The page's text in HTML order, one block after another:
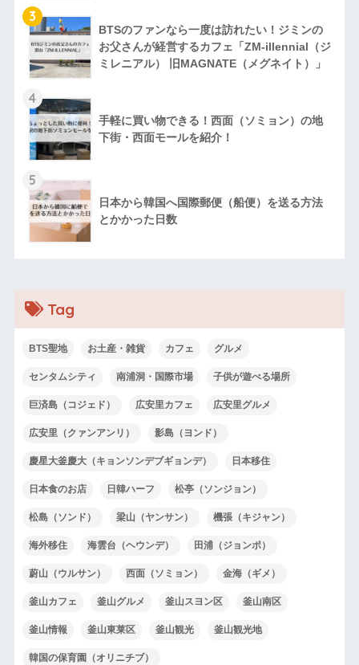
3
BTSのファンなら一度は訪れたい！ジミンの
お父さんが経営するカフェ「ZM‐illennial（ジ
ミレニアル） 旧MAGNATE（メグネイト）」
4
手軽に買い物できる！西面（ソミョン）の地
下街・西面モールを紹介！
5
日本から韓国へ国際郵便（船便）を送る方法
とかかった日数
Tag
BTS聖地 お土産・雑貨 カフェ グルメ
センタムシティ 南浦洞・国際市場 子供が遊べる場所
巨済島（コジェド） 広安里カフェ 広安里グルメ
広安里（クァンアンリ） 影島（ヨンド）
慶星大釜慶大（キョンソンデブギョンデ） 日本移住
日本食のお店 日韓ハーフ 松亭（ソンジョン）
松島（ソンド） 梁山（ヤンサン） 機張（キジャン）
海外移住 海雲台（ヘウンデ） 田浦（ジョンポ）
蔚山（ウルサン） 西面（ソミョン） 金海（ギメ）
釜山カフェ 釜山グルメ 釜山スヨン区 釜山南区
釜山情報 釜山東莱区 釜山観光 釜山観光地
韓国の保育園（オリニチブ）